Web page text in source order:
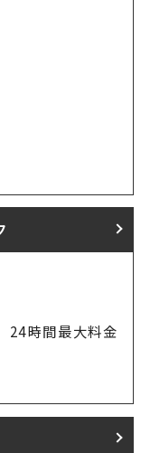
24時間最大料金